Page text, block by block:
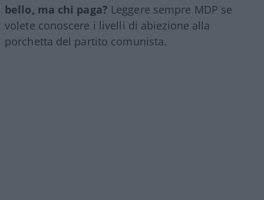
bello, ma chi paga? Leggere sempre MDP se
volete conoscere i livelli di abiezione alla
porchetta del partito comunista.